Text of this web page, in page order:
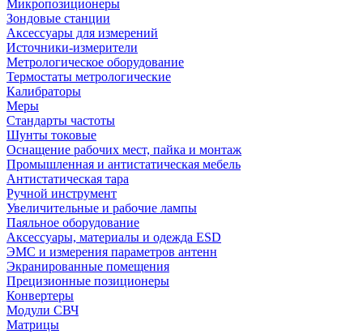
Микропозиционеры
Зондовые станции
Аксессуары для измерений
Источники-измерители
Метрологическое оборудование
Термостаты метрологические
Калибраторы
Меры
Стандарты частоты
Шунты токовые
Оснащение рабочих мест, пайка и монтаж
Промышленная и антистатическая мебель
Антистатическая тара
Ручной инструмент
Увеличительные и рабочие лампы
Паяльное оборудование
Аксессуары, материалы и одежда ESD
ЭМС и измерения параметров антенн
Экранированные помещения
Прецизионные позиционеры
Конвертеры
Модули СВЧ
Матрицы